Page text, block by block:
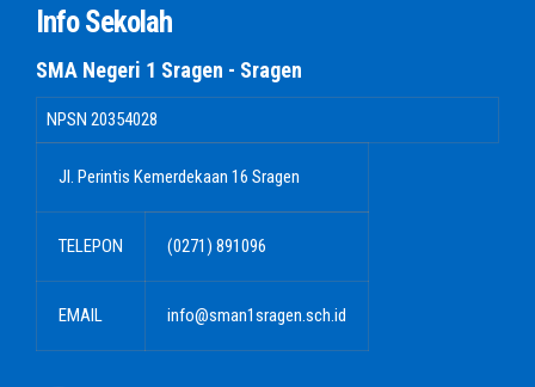
Info Sekolah
SMA Negeri 1 Sragen - Sragen
NPSN 20354028
Jl. Perintis Kemerdekaan 16 Sragen
TELEPON (0271) 891096
EMAIL info@sman1sragen.sch.id